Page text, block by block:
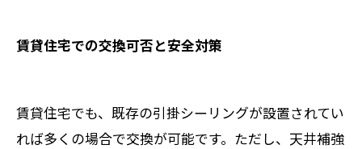
賃貸住宅での交換可否と安全対策
賃貸住宅でも、既存の引掛シーリングが設置されてい
れば多くの場合で交換が可能です。ただし、天井補強